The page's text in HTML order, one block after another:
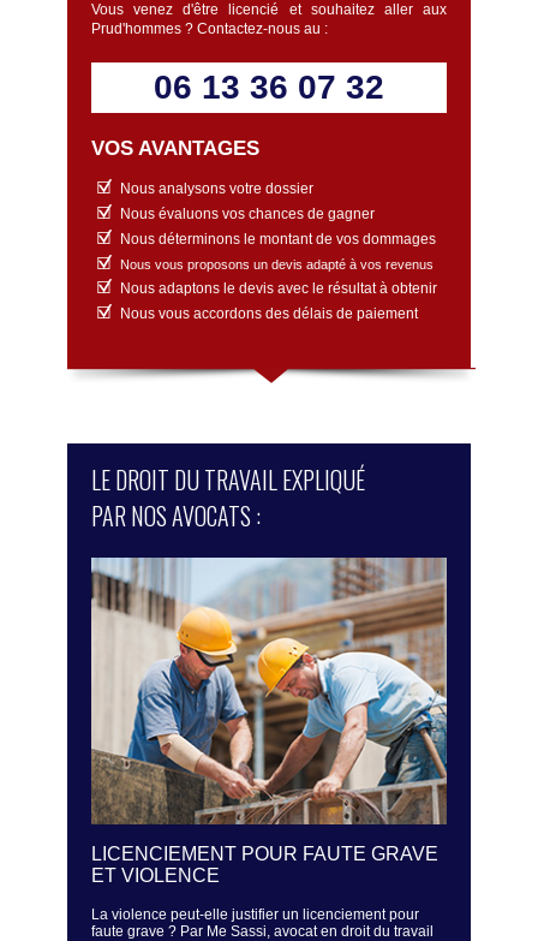
Vous venez d'être licencié et souhaitez aller aux
Prud'hommes ? Contactez-nous au :
06 13 36 07 32
VOS AVANTAGES
Nous analysons votre dossier
Nous évaluons vos chances de gagner
Nous déterminons le montant de vos dommages
Nous vous proposons un devis adapté à vos revenus
Nous adaptons le devis avec le résultat à obtenir
Nous vous accordons des délais de paiement
LE DROIT DU TRAVAIL EXPLIQUÉ
PAR NOS AVOCATS :
LICENCIEMENT POUR FAUTE GRAVE
ET VIOLENCE
La violence peut-elle justifier un licenciement pour
faute grave ? Par Me Sassi, avocat en droit du travail